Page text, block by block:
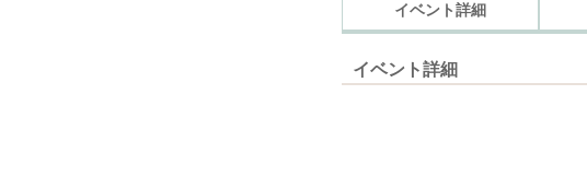
イベント詳細
イベント詳細